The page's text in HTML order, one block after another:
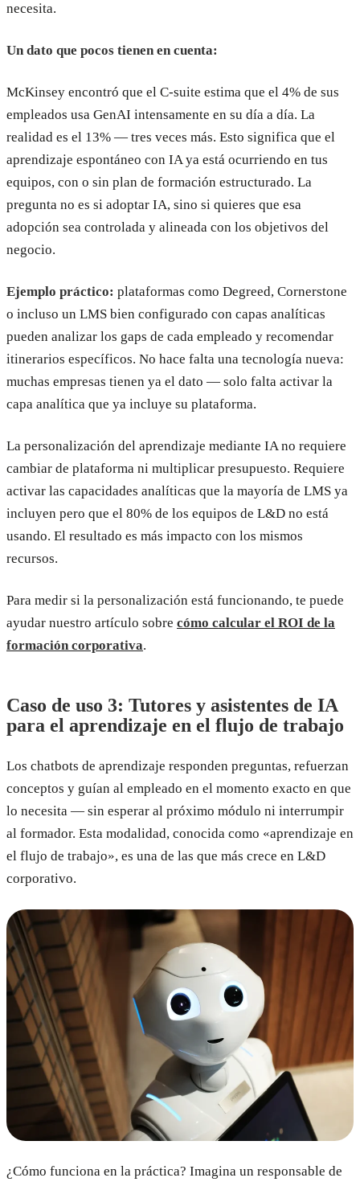
necesita.
Un dato que pocos tienen en cuenta:
McKinsey encontró que el C-suite estima que el 4% de sus
empleados usa GenAI intensamente en su día a día. La
realidad es el 13% — tres veces más. Esto significa que el
aprendizaje espontáneo con IA ya está ocurriendo en tus
equipos, con o sin plan de formación estructurado. La
pregunta no es si adoptar IA, sino si quieres que esa
adopción sea controlada y alineada con los objetivos del
negocio.
Ejemplo práctico: plataformas como Degreed, Cornerstone
o incluso un LMS bien configurado con capas analíticas
pueden analizar los gaps de cada empleado y recomendar
itinerarios específicos. No hace falta una tecnología nueva:
muchas empresas tienen ya el dato — solo falta activar la
capa analítica que ya incluye su plataforma.
La personalización del aprendizaje mediante IA no requiere
cambiar de plataforma ni multiplicar presupuesto. Requiere
activar las capacidades analíticas que la mayoría de LMS ya
incluyen pero que el 80% de los equipos de L&D no está
usando. El resultado es más impacto con los mismos
recursos.
Para medir si la personalización está funcionando, te puede
ayudar nuestro artículo sobre cómo calcular el ROI de la
formación corporativa.
Caso de uso 3: Tutores y asistentes de IA
para el aprendizaje en el flujo de trabajo
Los chatbots de aprendizaje responden preguntas, refuerzan
conceptos y guían al empleado en el momento exacto en que
lo necesita — sin esperar al próximo módulo ni interrumpir
al formador. Esta modalidad, conocida como «aprendizaje en
el flujo de trabajo», es una de las que más crece en L&D
corporativo.
¿Cómo funciona en la práctica? Imagina un responsable de